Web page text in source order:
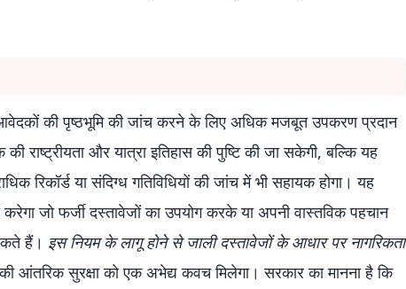
की पृष्ठभूमि की जांच करने के लिए अधिक मजबूत उपकरण प्रदान
राष्ट्रीयता और यात्रा इतिहास की पुष्टि की जा सकेगी, बल्कि यह
रिकॉर्ड या संदिग्ध गतिविधियों की जांच में भी सहायक होगा। यह
जो फर्जी दस्तावेजों का उपयोग करके या अपनी वास्तविक पहचान
हैं। इस नियम के लागू होने से जाली दस्तावेजों के आधार पर नागरिकता
आंतरिक सुरक्षा को एक अभेद्य कवच मिलेगा। सरकार का मानना है कि